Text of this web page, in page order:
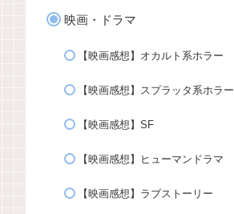
映画・ドラマ
【映画感想】オカルト系ホラー
【映画感想】スプラッタ系ホラー
【映画感想】SF
【映画感想】ヒューマンドラマ
【映画感想】ラブストーリー